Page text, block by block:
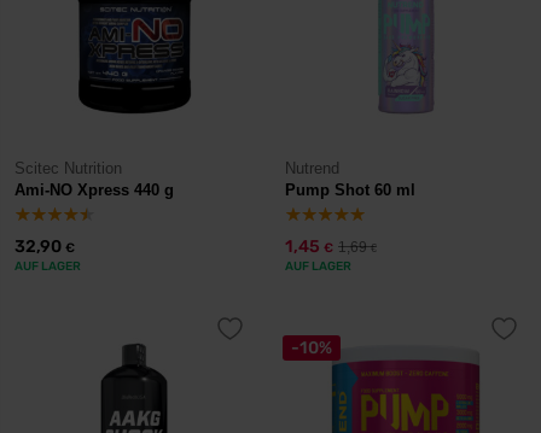
Scitec Nutrition
Ami-NO Xpress 440 g
32,90 €
AUF LAGER
Nutrend
Pump Shot 60 ml
1,45 € 1,69€
AUF LAGER
-10%